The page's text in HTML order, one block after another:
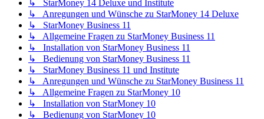
↳ StarMoney 14 Deluxe und Institute
↳ Anregungen und Wünsche zu StarMoney 14 Deluxe
↳ StarMoney Business 11
↳ Allgemeine Fragen zu StarMoney Business 11
↳ Installation von StarMoney Business 11
↳ Bedienung von StarMoney Business 11
↳ StarMoney Business 11 und Institute
↳ Anregungen und Wünsche zu StarMoney Business 11
↳ Allgemeine Fragen zu StarMoney 10
↳ Installation von StarMoney 10
↳ Bedienung von StarMoney 10